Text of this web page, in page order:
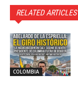
RELATED ARTICLES
COLOMBIA